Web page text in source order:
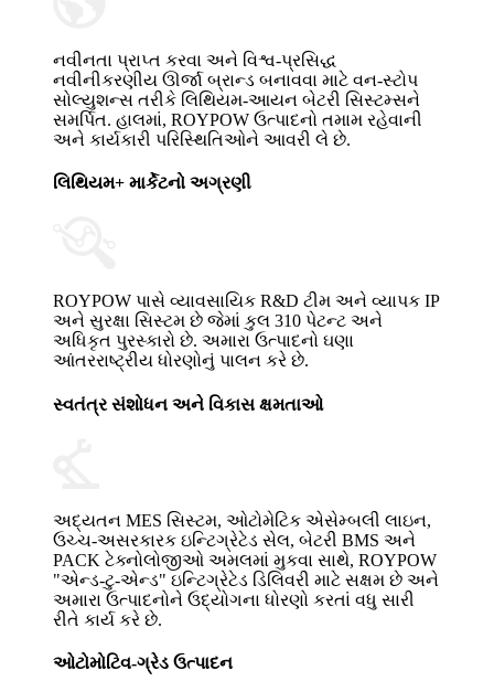
નવીનતા પ્રાપ્ત કરવા અને વિશ્વ-પ્રસિદ્ધ
નવીનીકરણીય ઊર્જા બ્રાન્ડ બનાવવા માટે વન-સ્ટોપ
સોલ્યુશન્સ તરીકે લિથિયમ-આયન બેટરી સિસ્ટમ્સને
સમર્પિત. હાલમાં, ROYPOW ઉત્પાદનો તમામ રહેવાની
અને કાર્યકારી પરિસ્થિતિઓને આવરી લે છે.
લિથિયમ+ માર્કેટનો અગ્રણી
ROYPOW પાસે વ્યાવસાયિક R&D ટીમ અને વ્યાપક IP
અને સુરક્ષા સિસ્ટમ છે જેમાં કુલ 310 પેટન્ટ અને
અધિકૃત પુરસ્કારો છે. અમારા ઉત્પાદનો ઘણા
આંતરરાષ્ટ્રીય ધોરણોનું પાલન કરે છે.
સ્વતંત્ર સંશોધન અને વિકાસ ક્ષમતાઓ
અદ્યતન MES સિસ્ટમ, ઓટોમેટિક એસેમ્બલી લાઇન,
ઉચ્ચ-અસરકારક ઇન્ટિગ્રેટેડ સેલ, બેટરી BMS અને
PACK ટેક્નોલોજીઓ અમલમાં મુકવા સાથે, ROYPOW
"એન્ડ-ટુ-એન્ડ" ઇન્ટિગ્રેટેડ ડિલિવરી માટે સક્ષમ છે અને
અમારા ઉત્પાદનોને ઉદ્યોગના ધોરણો કરતાં વધુ સારી
રીતે કાર્ય કરે છે.
ઓટોમોટિવ-ગ્રેડ ઉત્પાદન